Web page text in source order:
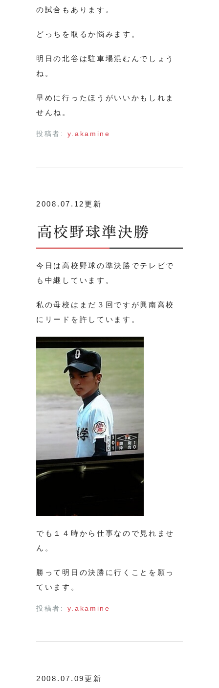
の試合もあります。
どっちを取るか悩みます。
明日の北谷は駐車場混むんでしょう
ね。
早めに行ったほうがいいかもしれま
せんね。
投稿者: y.akamine
2008.07.12更新
高校野球準決勝
今日は高校野球の準決勝でテレビで
も中継しています。
私の母校はまだ３回ですが興南高校
にリードを許しています。
でも１４時から仕事なので見れませ
ん。
勝って明日の決勝に行くことを願っ
ています。
投稿者: y.akamine
2008.07.09更新